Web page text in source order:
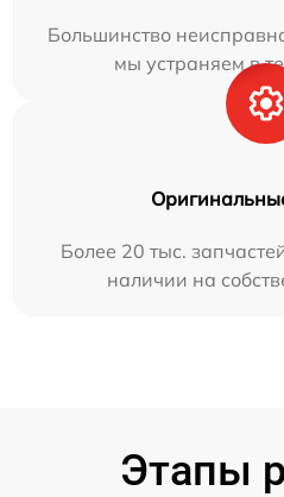
Большинство
мы устраняем в
Более 20 тыс.
наличии на
Этапы